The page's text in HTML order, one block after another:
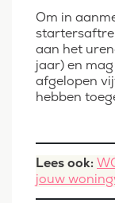
Om in
aan het
jaar) en
afgelopen
hebben
Lees ook:
jouw